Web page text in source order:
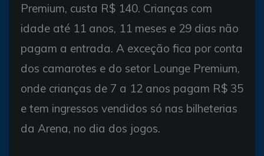
Premium, custa R$ 140. Crianças com
idade até 11 anos, 11 meses e 29 dias não
pagam a entrada. A exceção fica por conta
dos camarotes e do setor Lounge Premium,
onde crianças de 7 a 12 anos pagam R$ 35
e tem ingressos vendidos só nas bilheterias
da Arena, no dia dos jogos.